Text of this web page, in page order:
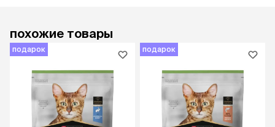
похожие товары
подарок подарок